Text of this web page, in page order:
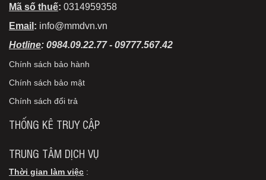
Mã số thuế: 0314959358
Email : info@mmdvn.vn
Hotline: 0984.09.22.77 - 09777.567.42
Chính sách bảo hành
Chính sách bảo mật
Chính sách đổi trả
THỐNG KÊ TRUY CẬP
TRUNG TÂM DỊCH VỤ
Thời gian làm việc :